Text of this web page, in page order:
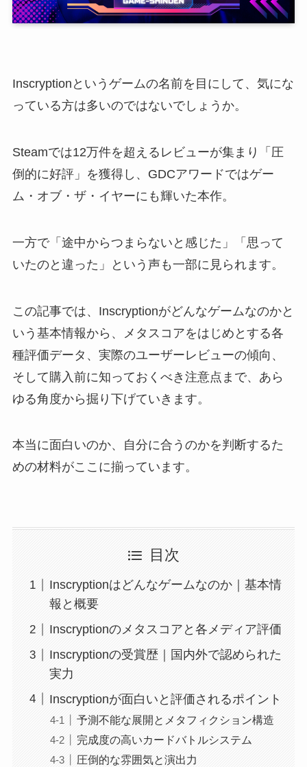
Inscryptionというゲームの名前を目にして、気にな
っている方は多いのではないでしょうか。
Steamでは12万件を超えるレビューが集まり「圧
倒的に好評」を獲得し、GDCアワードではゲー
ム・オブ・ザ・イヤーにも輝いた本作。
一方で「途中からつまらないと感じた」「思って
いたのと違った」という声も一部に見られます。
この記事では、Inscryptionがどんなゲームなのかと
いう基本情報から、メタスコアをはじめとする各
種評価データ、実際のユーザーレビューの傾向、
そして購入前に知っておくべき注意点まで、あら
ゆる角度から掘り下げていきます。
本当に面白いのか、自分に合うのかを判断するた
めの材料がここに揃っています。
目次
Inscryptionはどんなゲームなのか｜基本情
報と概要
Inscryptionのメタスコアと各メディア評価
Inscryptionの受賞歴｜国内外で認められた
実力
Inscryptionが面白いと評価されるポイント
予測不能な展開とメタフィクション構造
完成度の高いカードバトルシステム
圧倒的な雰囲気と演出力